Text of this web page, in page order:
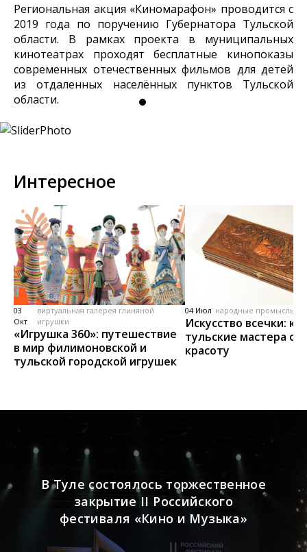
Региональная акция «Киномарафон» проводится с
2019 года по поручению Губернатора Тульской
области. В рамках проекта в муниципальных
кинотеатрах проходят бесплатные кинопоказы
современных отечественных фильмов для детей
из отдаленных населённых пунктов Тульской
области.
Интересное
03
Окт
виртуальная галерея глиняной
игрушки
«Игрушка 360»: путешествие
в мир филимоновской и
тульской городской игрушек
04 Июл народные промыслы,
Искусство всечки: как
тульские мастера
красоту
В Туле состоялось торжественное
закрытие II Российского
фестиваля «Кино и Музыка»